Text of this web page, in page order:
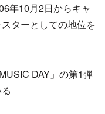
年10月2日からキャ
ターとしての地位を
DAY」の第1弾